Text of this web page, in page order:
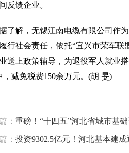
反馈企业。
了解，无锡江南电缆有限公司作
行社会责任，依托“宜兴市荣军
送上政策辅导，为退役军人就业
，减免税费150余万元。(胡 旻)
： 重磅！“十四五”河北省城市基
： 投资9302.5亿元！河北基本建